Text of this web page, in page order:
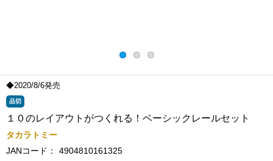
◆2020/8/6発売
品切
１０のレイアウトがつくれる！ベーシックレールセット
タカラトミー
JANコード：
4904810161325